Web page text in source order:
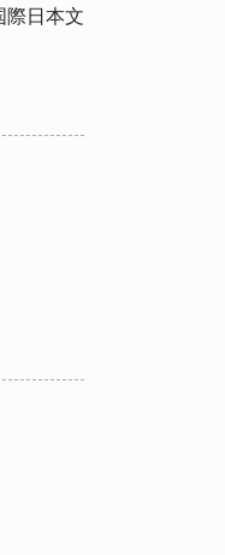
際日本文